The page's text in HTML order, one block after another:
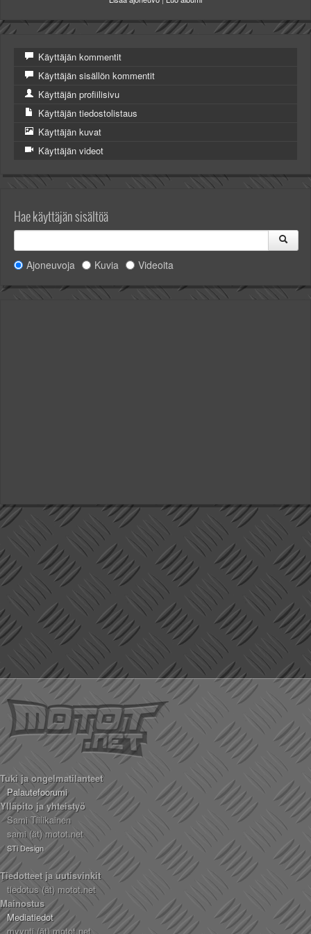
Helsingin sää
Turun sää
Oulun sää
Kuopion sää
Rovaniemen sää
MUUT
VIP-jäsenyys
Paidat ja vaatteet
Mainostus
Kevytversio
Käyttäjän kommentit
Käyttäjän sisällön kommentit
Käyttäjän profiilisivu
Käyttäjän tiedostolistaus
Käyttäjän kuvat
Käyttäjän videot
Hae käyttäjän sisältöä
Ajoneuvoja Kuvia Videoita
Tuki ja ongelmatilanteet
Palautefoorumi
Ylläpito ja yhteistyö
Sami Tiilikainen
sami (ät) motot.net
STi Design
Tiedotteet ja uutisvinkit
tiedotus (ät) motot.net
Mainostus
Mediatiedot
myynti (ät) motot.net